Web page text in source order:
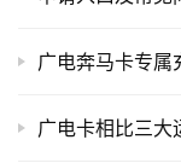
广电奔马卡专属
广电卡相比三大